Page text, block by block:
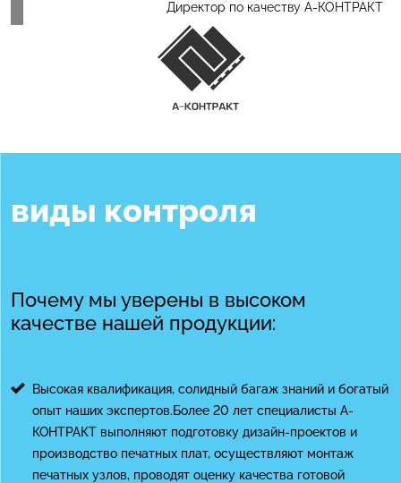
Директор по качеству А-КОНТРАКТ
виды контроля
Почему мы уверены в высоком
качестве нашей продукции:
Высокая квалификация, солидный багаж знаний и богатый
опыт наших экспертов.Более 20 лет специалисты А-
КОНТРАКТ выполняют подготовку дизайн-проектов и
производство печатных плат, осуществляют монтаж
печатных узлов, проводят оценку качества готовой